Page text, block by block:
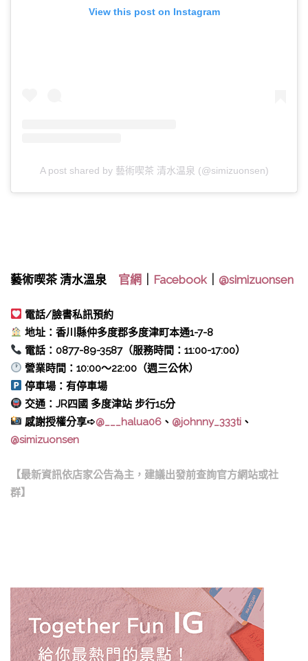
View this post on Instagram
A post shared by 藝術喫茶 清水温泉 (@simizuonsen)
藝術喫茶 清水溫泉 官網 Facebook @simizuonsen
電話/臉書私訊預約
地址：香川縣仲多度郡多度津町本通1-7-8
電話：0877-89-3587（服務時間：11:00-17:00）
營業時間：10:00～22:00（週三公休）
停車場：有停車場
交通：JR四國 多度津站 步行15分
感謝授權分享➪@___halua06 、 @johnny_333ti 、
@simizuonsen
【最新資訊依店家公告為主，建議出發前查詢官方網站或社
群】